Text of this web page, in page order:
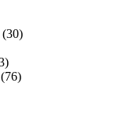
(30)
(76)